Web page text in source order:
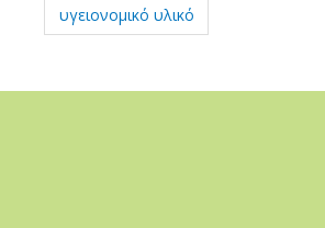
υγειονομικό υλικό